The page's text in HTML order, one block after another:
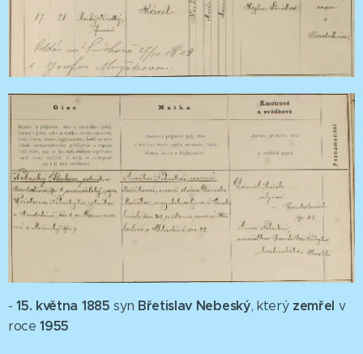
-15. května 1885 syn Břetislav Nebeský, který zemřel v
roce1955